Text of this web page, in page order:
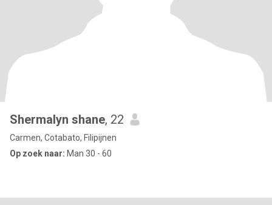
Shermalyn shane, 22
Carmen, Cotabato, Filipijnen
Op zoek naar: Man 30 - 60